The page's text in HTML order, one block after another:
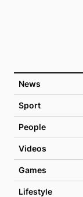
News
Sport
People
Videos
Games
Lifestyle